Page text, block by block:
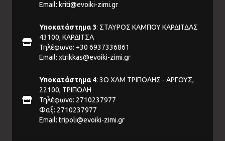
Email: kriti@evoiki-zimi.gr
Υποκατάστημα 3: ΣΤΑΥΡΟΣ ΚΑΜΠΟΥ ΚΑΡΔΙΤΔΑΣ
43100, ΚΑΡΔΙΤΣΑ
Τηλέφωνο: +30 6937336861
Email: xtrikkas@evoiki-zimi.gr
Υποκατάστημα 4: 3Ο ΧΛΜ ΤΡΙΠΟΛΗΣ - ΑΡΓΟΥΣ,
22100, ΤΡΙΠΟΛΗ
Τηλέφωνο: 2710237977
Φαξ: 2710237977
Email: tripoli@evoiki-zimi.gr